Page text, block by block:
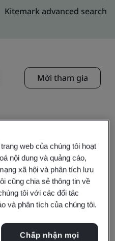
Kitemark advanced search
Mời tham gia
web của chúng tôi hoạt
nội dung và quảng cáo,
xã hội và phân tích lưu
cũng chia sẻ thông tin về
tôi với các đối tác
và phân tích của chúng tôi.
Chấp nhận mọi